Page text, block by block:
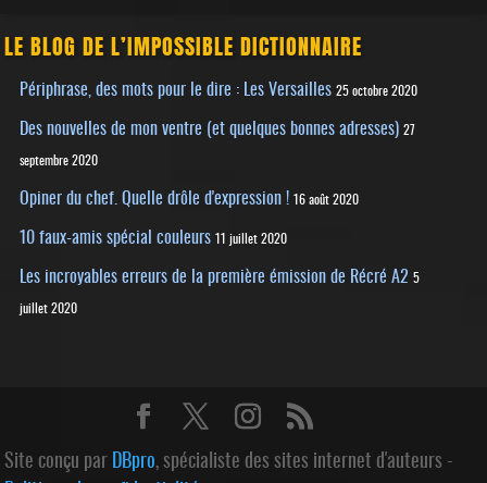
LE BLOG DE L’IMPOSSIBLE DICTIONNAIRE
Périphrase, des mots pour le dire : Les Versailles 25 octobre 2020
Des nouvelles de mon ventre (et quelques bonnes adresses) 27
septembre 2020
Opiner du chef. Quelle drôle d'expression ! 16 août 2020
10 faux-amis spécial couleurs 11 juillet 2020
Les incroyables erreurs de la première émission de Récré A2 5
juillet 2020
Site conçu par DBpro, spécialiste des sites internet d'auteurs -